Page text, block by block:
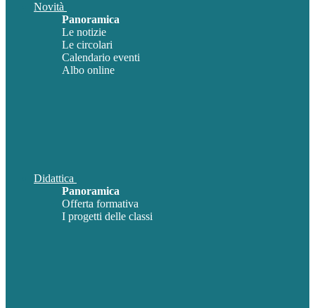
Novità
Panoramica
Le notizie
Le circolari
Calendario eventi
Albo online
Didattica
Panoramica
Offerta formativa
I progetti delle classi